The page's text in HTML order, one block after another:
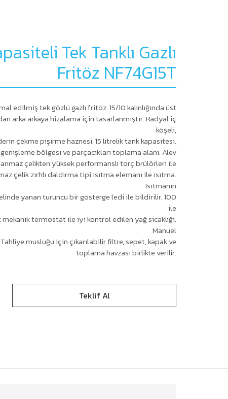
Tek Tanklı Gazlı
Fritöz NF74G15T
edilmiş tek gözlü gazlı fritöz. 15/10 kalınlığında üst
arka arkaya hizalama için tasarlanmıştır. Radyal iç
köşeli,
çekme pişirme haznesi. 15 litrelik tank kapasitesi.
bölgesi ve parçacıkları toplama alanı. Alev
çelikten yüksek performanslı torç brülörleri ile
çelik zırhlı daldırma tipi ısıtma elemanı ile ısıtma.
Isıtmanın
yanan turuncu bir gösterge ledi ile bildirilir. 100
ile
mekanik termostat ile iyi kontrol edilen yağ sıcaklığı.
Manuel
musluğu için çıkarılabilir filtre, sepet, kapak ve
toplama havzası birlikte verilir.
Teklif Al